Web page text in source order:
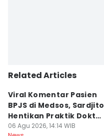
Related Articles
Viral Komentar Pasien
BPJS di Medsos, Sardjito
Hentikan Praktik Dokter
PPDS
06 Agu 2026, 14:14 WIB